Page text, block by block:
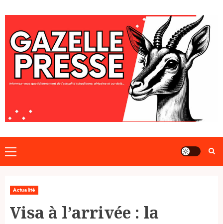
to
content
Primary
Menu
Actualité
Visa à l’arrivée : la